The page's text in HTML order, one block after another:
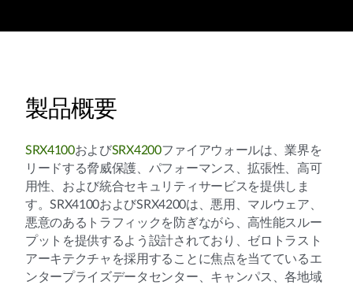
製品概要
SRX4100およびSRX4200ファイアウォールは、業界を
リードする脅威保護、パフォーマンス、拡張性、高可
用性、および統合セキュリティサービスを提供しま
す。SRX4100およびSRX4200は、悪用、マルウェア、
悪意のあるトラフィックを防ぎながら、高性能スルー
プットを提供するよう設計されており、ゼロトラスト
アーキテクチャを採用することに焦点を当てているエ
ンタープライズデータセンター、キャンパス、各地域